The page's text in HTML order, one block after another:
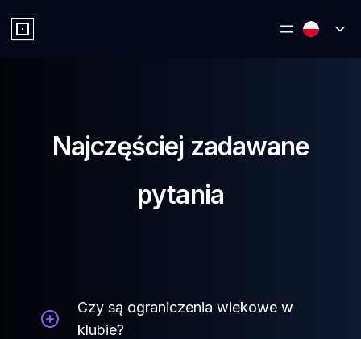
Najczęściej zadawane
pytania
Czy są ograniczenia wiekowe w
klubie?